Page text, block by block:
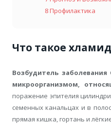
8Профилактика
Что такое
Возбудитель
микроорганизмом,
поражение эпителия
семенных канальцах и в
прямая кишка, гортань и